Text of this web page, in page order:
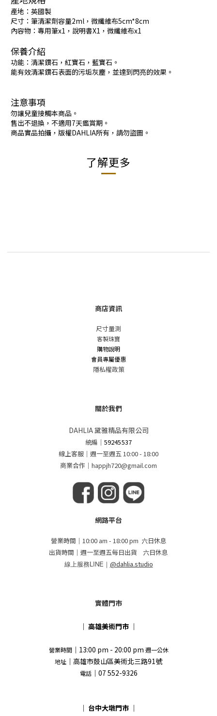
產地：英國製
尺寸：筆清潔劑容量2ml，微纖維布5cm*8cm
內容物：專用筆x1，說明書X1，微纖維布x1
保養介紹
功能：清潔鑽石，紅寶石，藍寶石。
能有效清潔鑽石表面的污垢灰塵，並達到閃亮的效果。
注意事項
勿讓兒童接觸本商品。
售出不退換，不適用7天鑑賞期。
商品實品拍攝，版權DAHLIA所有，請勿盜圖。
了解更多
商店資訊
尺寸量測
客製珠寶
購物說明
會員專屬優惠
隱私權政策
關於我們
DAHLIA 黛雅精品有限公司
統編 ｜59245537
線上客服｜週一至週五 10:00 - 18:00
商業合作｜happjh720@gmail.com
網路平台
營業時間｜10:00 am - 18:00 pm 六日休息
出貨時間｜週一至週五每日出貨 六日休息
線上服務LINE｜ @dahlia.studio
實體門市
｜ 高雄美術門市 ｜
營業時間｜13:00 pm - 20:00 pm 週一公休
地址 ｜高雄市鼓山區美術北三路91號
電話｜07 552-9326
｜ 台中大墩門市 ｜